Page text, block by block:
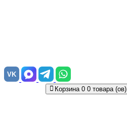
VK
Корзина 0 0 товара (ов)